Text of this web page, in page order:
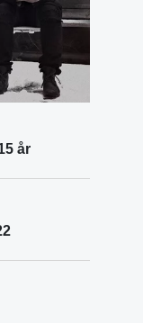
år